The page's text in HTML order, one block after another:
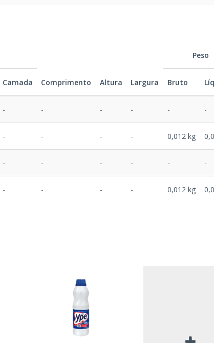
Comprimento Altura Largura
Peso
Camada Bruto
- - - - - -
- - - - 0,012 kg
- - - - - -
- - - - 0,012 kg